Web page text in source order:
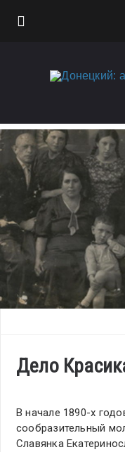
Дело
В начале 1890-х
сообразительный
Славянка